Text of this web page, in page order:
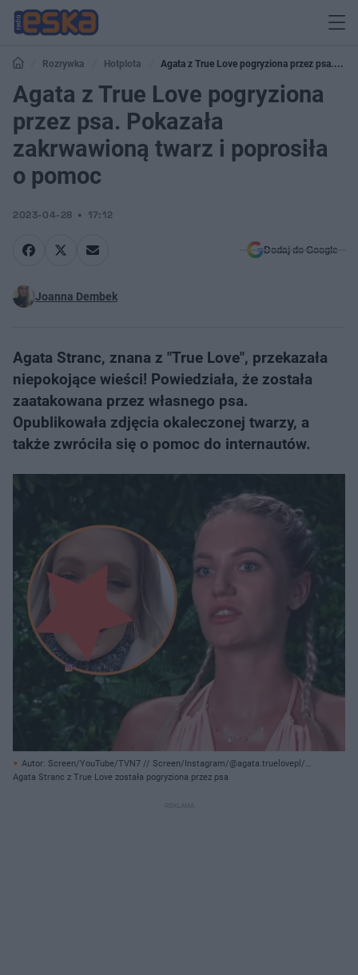
Rozrywka Hotplota
Agata z True Love pogryziona przez psa.
Pokazała zakrwawioną twarz i poprosiła o pomoc
Agata z True Love pogryziona
przez psa. Pokazała
zakrwawioną twarz i poprosiła
o pomoc
2023-04-28 17:12
Dodaj do Google
Joanna Dembek
Agata Stranc, znana z "True Love", przekazała
niepokojące wieści! Powiedziała, że została
zaatakowana przez własnego psa.
Opublikowała zdjęcia okaleczonej twarzy, a
także zwróciła się o pomoc do internautów.
Autor: Screen/YouTube/TVN7 // Screen/Instagram/@agata.truelovepl/
Archiwum prywatne
Agata Stranc z True Love została pogryziona przez psa